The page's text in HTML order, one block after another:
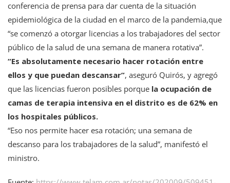
conferencia de prensa para dar cuenta de la situación
epidemiológica de la ciudad en el marco de la pandemia,que
“se comenzó a otorgar licencias a los trabajadores del sector
público de la salud de una semana de manera rotativa”.
“Es absolutamente necesario hacer rotación entre
ellos y que puedan descansar”, aseguró Quirós, y agregó
que las licencias fueron posibles porque la ocupación de
camas de terapia intensiva en el distrito es de 62% en
los hospitales públicos.
“Eso nos permite hacer esa rotación; una semana de
descanso para los trabajadores de la salud”, manifestó el
ministro.